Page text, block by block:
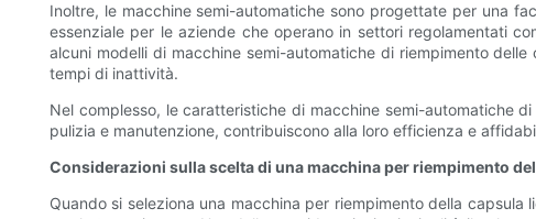
Inoltre, le macchine semi-automatiche sono progettate per una
essenziale per le aziende che operano in settori regolamentati
alcuni modelli di macchine semi-automatiche di riempimento
tempi di inattività.
Nel complesso, le caratteristiche di macchine semi-automatiche
pulizia e manutenzione, contribuiscono alla loro efficienza e
Considerazioni sulla scelta di una macchina per riempimento
Quando si seleziona una macchina per riempimento della